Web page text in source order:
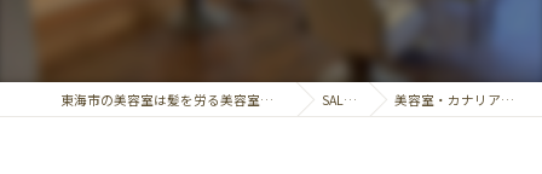
東海市の美容室は髪を労る美容室・カナリア SALON 美容室・カナリア東浦店